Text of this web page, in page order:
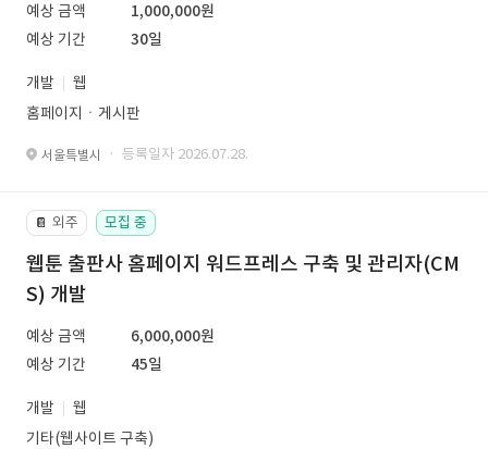
예상 금액
1,000,000원
예상 기간
30일
개발
웹
홈페이지ㆍ게시판
서울특별시 · 등록일자 2026.07.28.
📔 외주 모집 중
웹툰 출판사 홈페이지 워드프레스 구축 및 관리자(CM
S) 개발
예상 금액
6,000,000원
예상 기간
45일
개발
웹
기타(웹사이트 구축)